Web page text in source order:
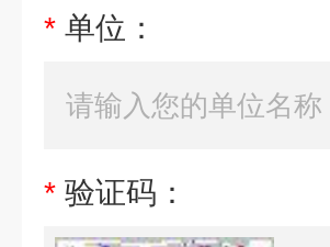
* 单位：
* 验证码：